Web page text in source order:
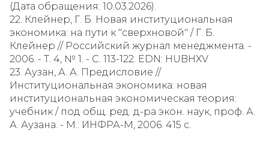
(Дата обращения: 10.03.2026).
22. Клейнер, Г. Б. Новая институциональная
экономика: на пути к "сверхновой" / Г. Б.
Клейнер // Российский журнал менеджмента. -
2006. - Т. 4, № 1. - С. 113-122. EDN: HUBHXV
23. Аузан, А. А. Предисловие //
Институциональная экономика: новая
институциональная экономическая теория:
учебник / под общ. ред. д-ра экон. наук, проф. А.
А. Аузана. - М.: ИНФРА-М, 2006. 415 с.